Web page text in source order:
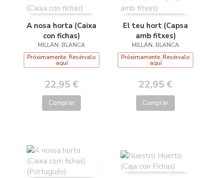
A nosa horta (Caixa
con fichas)
MILLÁN, BLANCA
Próximamente. Resérvalo
aquí
22,95 €
Comprar
El teu hort (Capsa
amb fitxes)
MILLÁN, BLANCA
Próximamente. Resérvalo
aquí
22,95 €
Comprar